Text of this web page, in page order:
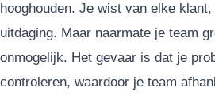
hooghouden. Je wist van elke
uitdaging. Maar naarmate je team
onmogelijk. Het gevaar is dat je
controleren, waardoor je team